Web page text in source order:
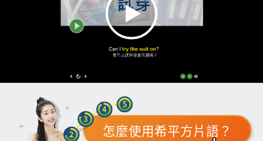
怎麼使用希平方片語？